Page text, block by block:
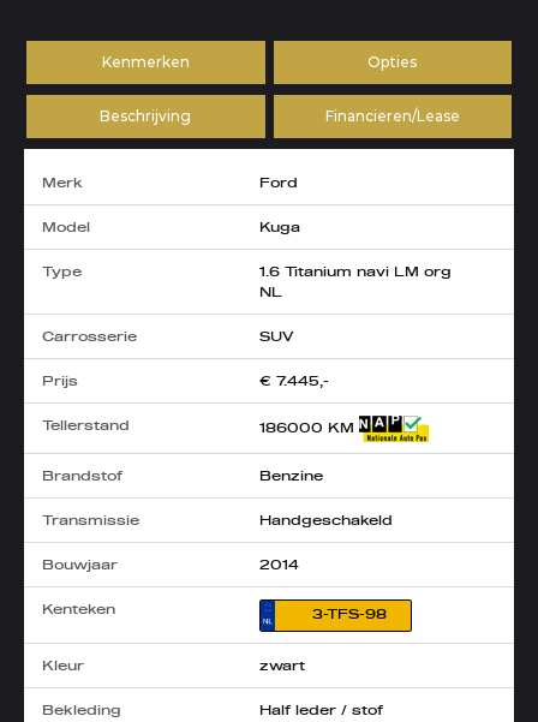
Kenmerken Opties
Beschrijving Financieren/Lease
Merk Ford
Model Kuga
Type
1.6 Titanium navi LM org
NL
Carrosserie SUV
Prijs € 7.445,-
Tellerstand 186000 KM
Brandstof Benzine
Transmissie Handgeschakeld
Bouwjaar 2014
Kenteken 3-TFS-98
Kleur zwart
Bekleding Half leder / stof